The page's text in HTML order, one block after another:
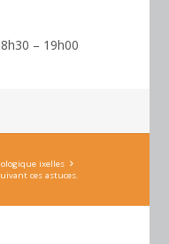
– 19h00
ixelles
ces astuces.